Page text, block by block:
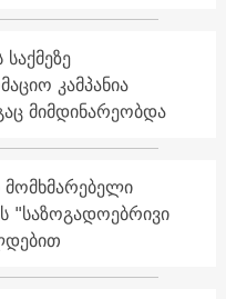
კამპანია
მიმდინარეობდა
მომხმარებელი
"საზოგადოებრივი